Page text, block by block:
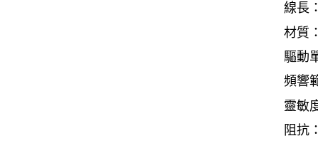
線長
材質
驅動
頻響
靈敏
阻抗